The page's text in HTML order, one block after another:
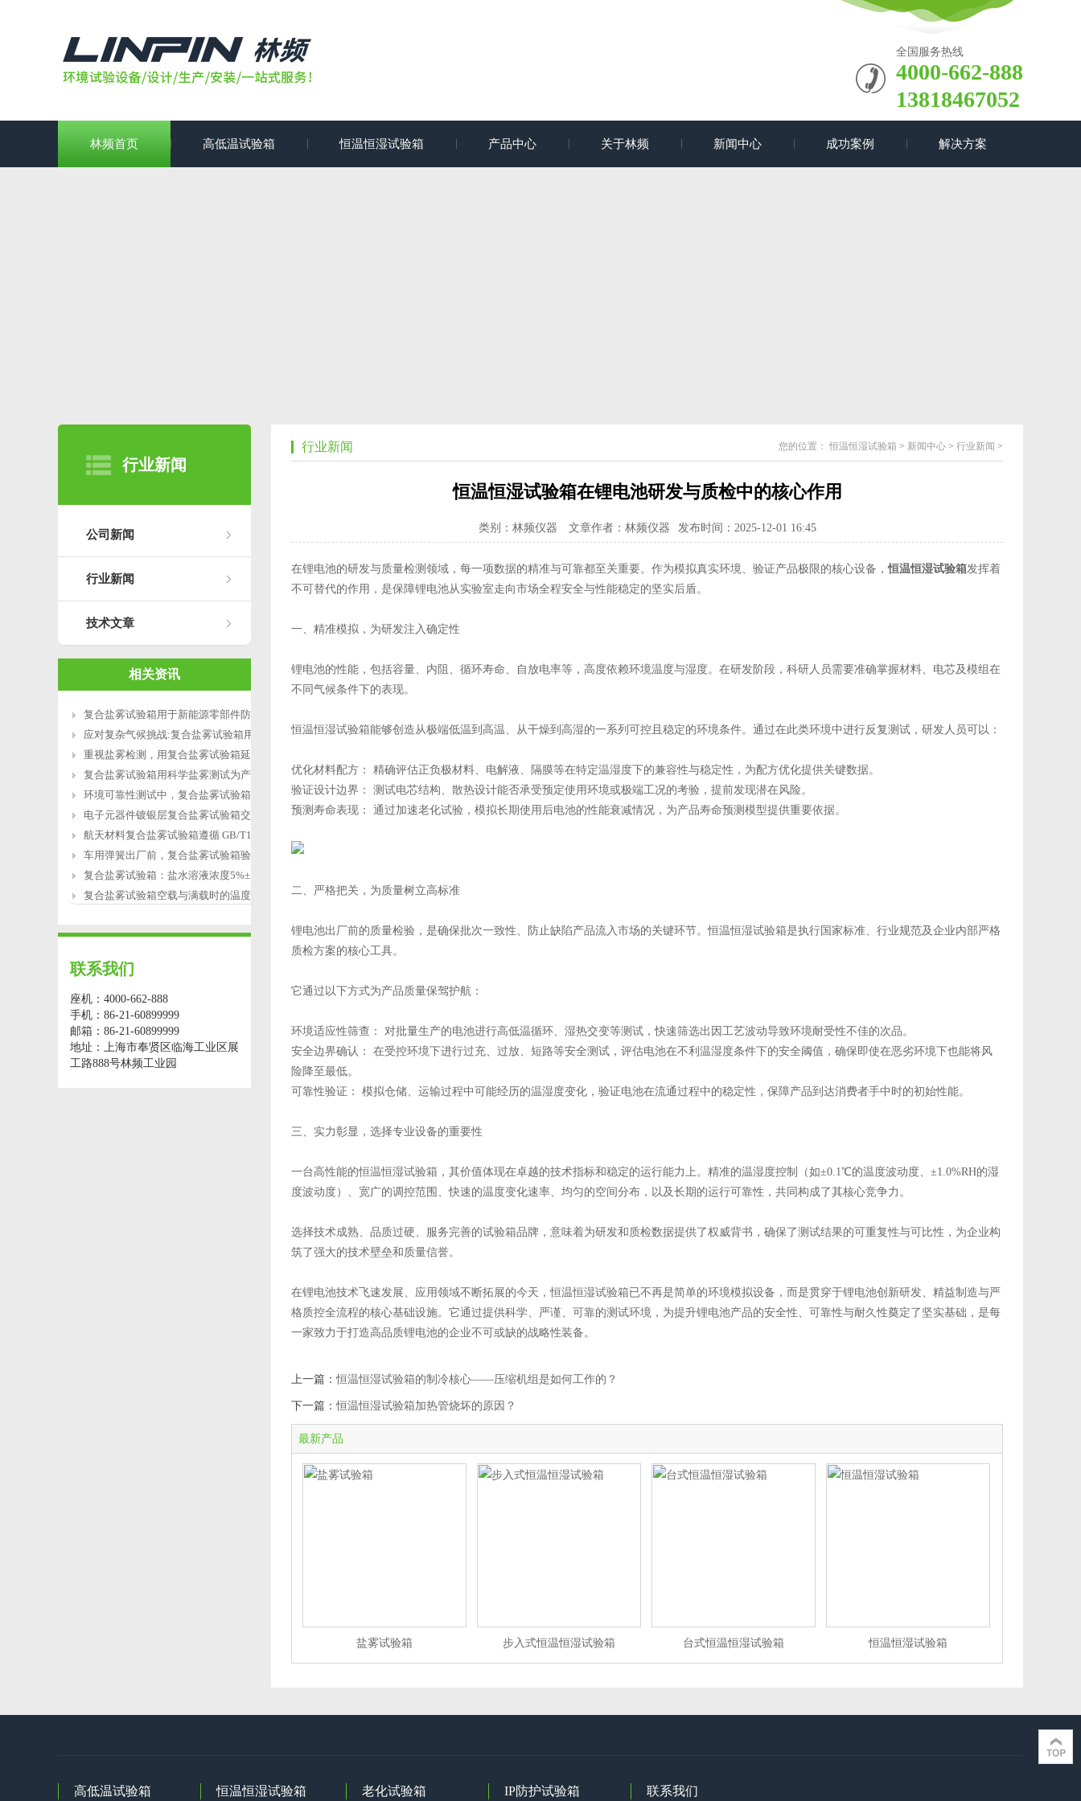
全国服务热线
4000-662-888
13818467052
林频首页 高低温试验箱 恒温恒湿试验箱 产品中心 关于林频 新闻中心 成功案例 解决方案
行业新闻
公司新闻
行业新闻
技术文章
相关资讯
复合盐雾试验箱用于新能源零部件防腐测
应对复杂气候挑战:复合盐雾试验箱用于涂
重视盐雾检测，用复合盐雾试验箱延长产
复合盐雾试验箱用科学盐雾测试为产品研
环境可靠性测试中，复合盐雾试验箱缺水
电子元器件镀银层复合盐雾试验箱交变盐
航天材料复合盐雾试验箱遵循 GB/T12967.3
车用弹簧出厂前，复合盐雾试验箱验证盐
复合盐雾试验箱：盐水溶液浓度5%±1%的配
复合盐雾试验箱空载与满载时的温度恢复
联系我们
座机：4000-662-888
手机：86-21-60899999
邮箱：86-21-60899999
地址：上海市奉贤区临海工业区展
工路888号林频工业园
行业新闻 您的位置： 恒温恒湿试验箱 > 新闻中心 > 行业新闻 >
恒温恒湿试验箱在锂电池研发与质检中的核心作用
类别：林频仪器 文章作者：林频仪器 发布时间：2025-12-01 16:45
在锂电池的研发与质量检测领域，每一项数据的精准与可靠都至关重要。作为模拟真实环境、验证产品极限的核心设备，恒温恒湿试验箱发挥着
不可替代的作用，是保障锂电池从实验室走向市场全程安全与性能稳定的坚实后盾。
一、精准模拟，为研发注入确定性
锂电池的性能，包括容量、内阻、循环寿命、自放电率等，高度依赖环境温度与湿度。在研发阶段，科研人员需要准确掌握材料、电芯及模组在
不同气候条件下的表现。
恒温恒湿试验箱能够创造从极端低温到高温、从干燥到高湿的一系列可控且稳定的环境条件。通过在此类环境中进行反复测试，研发人员可以：
优化材料配方： 精确评估正负极材料、电解液、隔膜等在特定温湿度下的兼容性与稳定性，为配方优化提供关键数据。
验证设计边界： 测试电芯结构、散热设计能否承受预定使用环境或极端工况的考验，提前发现潜在风险。
预测寿命表现： 通过加速老化试验，模拟长期使用后电池的性能衰减情况，为产品寿命预测模型提供重要依据。
二、严格把关，为质量树立高标准
锂电池出厂前的质量检验，是确保批次一致性、防止缺陷产品流入市场的关键环节。恒温恒湿试验箱是执行国家标准、行业规范及企业内部严格
质检方案的核心工具。
它通过以下方式为产品质量保驾护航：
环境适应性筛查： 对批量生产的电池进行高低温循环、湿热交变等测试，快速筛选出因工艺波动导致环境耐受性不佳的次品。
安全边界确认： 在受控环境下进行过充、过放、短路等安全测试，评估电池在不利温湿度条件下的安全阈值，确保即使在恶劣环境下也能将风
险降至最低。
可靠性验证： 模拟仓储、运输过程中可能经历的温湿度变化，验证电池在流通过程中的稳定性，保障产品到达消费者手中时的初始性能。
三、实力彰显，选择专业设备的重要性
一台高性能的恒温恒湿试验箱，其价值体现在卓越的技术指标和稳定的运行能力上。精准的温湿度控制（如±0.1℃的温度波动度、±1.0%RH的湿
度波动度）、宽广的调控范围、快速的温度变化速率、均匀的空间分布，以及长期的运行可靠性，共同构成了其核心竞争力。
选择技术成熟、品质过硬、服务完善的试验箱品牌，意味着为研发和质检数据提供了权威背书，确保了测试结果的可重复性与可比性，为企业构
筑了强大的技术壁垒和质量信誉。
在锂电池技术飞速发展、应用领域不断拓展的今天，恒温恒湿试验箱已不再是简单的环境模拟设备，而是贯穿于锂电池创新研发、精益制造与严
格质控全流程的核心基础设施。它通过提供科学、严谨、可靠的测试环境，为提升锂电池产品的安全性、可靠性与耐久性奠定了坚实基础，是每
一家致力于打造高品质锂电池的企业不可或缺的战略性装备。
上一篇：恒温恒湿试验箱的制冷核心——压缩机组是如何工作的？
下一篇：恒温恒湿试验箱加热管烧坏的原因？
最新产品
盐雾试验箱 步入式恒温恒湿试验箱 台式恒温恒湿试验箱 恒温恒湿试验箱
高低温试验箱 恒温恒湿试验箱 老化试验箱 IP防护试验箱 联系我们